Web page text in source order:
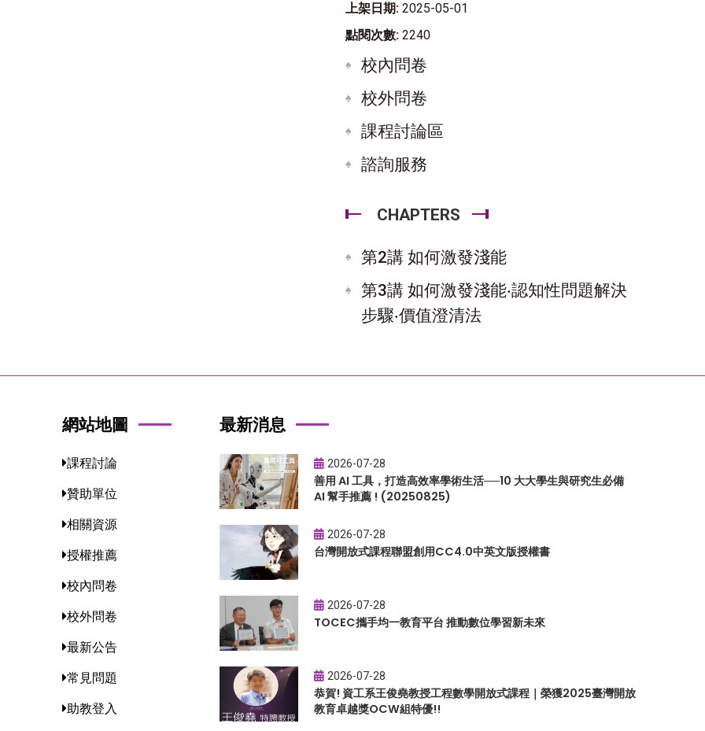
上架日期: 2025-05-01
點閱次數: 2240
校內問卷
校外問卷
課程討論區
諮詢服務
CHAPTERS
第2講 如何激發淺能
第3講 如何激發淺能‧認知性問題解決
步驟‧價值澄清法
網站地圖
課程討論
贊助單位
相關資源
授權推薦
校內問卷
校外問卷
最新公告
常見問題
助教登入
最新消息
2026-07-28
善用 AI 工具，打造高效率學術生活──10 大大學生與研究生必備
AI 幫手推薦 ! (20250825)
2026-07-28
台灣開放式課程聯盟創用CC4.0中英文版授權書
2026-07-28
TOCEC攜手均一教育平台 推動數位學習新未來
2026-07-28
恭賀! 資工系王俊堯教授工程數學開放式課程｜榮獲2025臺灣開放
教育卓越獎OCW組特優!!